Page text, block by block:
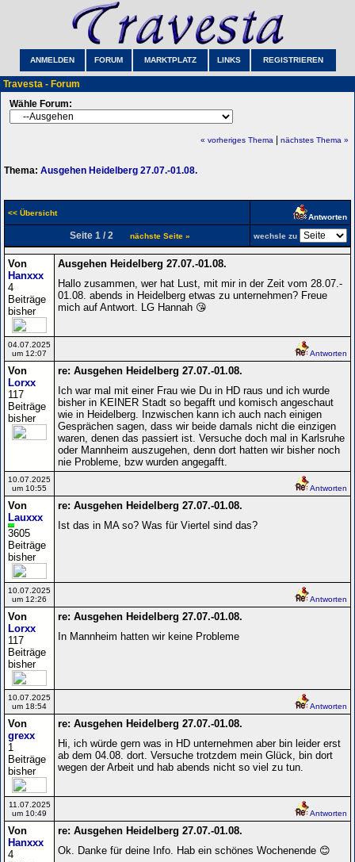
ANMELDEN FORUM MARKTPLATZ LINKS REGISTRIEREN
Travesta - Forum
Wähle Forum:
« vorheriges Thema nächstes Thema »
Thema: Ausgehen Heidelberg 27.07.-01.08.
<< Übersicht Antworten
Seite 1 / 2 nächste Seite » wechsle zu
Von
Hanxxx
4
Beiträge
bisher
Ausgehen Heidelberg 27.07.-01.08.
Hallo zusammen, wer hat Lust, mit mir in der Zeit vom 28.07.-
01.08. abends in Heidelberg etwas zu unternehmen? Freue
mich auf Antwort. LG Hannah 😘
04.07.2025
um 12:07
Antworten
Von
Lorxx
117
Beiträge
bisher
re: Ausgehen Heidelberg 27.07.-01.08.
Ich war mal mit einer Frau wie Du in HD raus und ich wurde
bisher in KEINER Stadt so begafft und komisch angeschaut
wie in Heidelberg. Inzwischen kann ich auch nach einigen
Gesprächen sagen, dass wir beide damals nicht die einzigen
waren, denen das passiert ist. Versuche doch mal in Karlsruhe
oder Mannheim auszugehen, denn dort hatten wir bisher noch
nie Probleme, bzw wurden angegafft.
10.07.2025
um 10:55
Antworten
Von
Lauxxx
3605
Beiträge
bisher
re: Ausgehen Heidelberg 27.07.-01.08.
Ist das in MA so? Was für Viertel sind das?
10.07.2025
um 12:26
Antworten
Von
Lorxx
117
Beiträge
bisher
re: Ausgehen Heidelberg 27.07.-01.08.
In Mannheim hatten wir keine Probleme
10.07.2025
um 18:54
Antworten
Von
grexx
1
Beiträge
bisher
re: Ausgehen Heidelberg 27.07.-01.08.
Hi, ich würde gern was in HD unternehmen aber bin leider erst
ab dem 04.08. dort. Versuche trotzdem mein Glück, bin dort
wegen der Arbeit und hab abends nicht so viel zu tun.
11.07.2025
um 10:49
Antworten
Von
Hanxxx
4
re: Ausgehen Heidelberg 27.07.-01.08.
Ok. Danke für deine Info. Hab ein schönes Wochenende 😊